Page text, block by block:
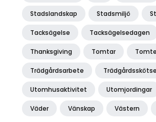
Stadslandskap Stadsmiljö
Tacksägelse Tacksägelsedagen
Thanksgiving Tomtar
Trädgårdsarbete
Utomhusaktivitet Utomjordingar
Väder Vänskap Västern